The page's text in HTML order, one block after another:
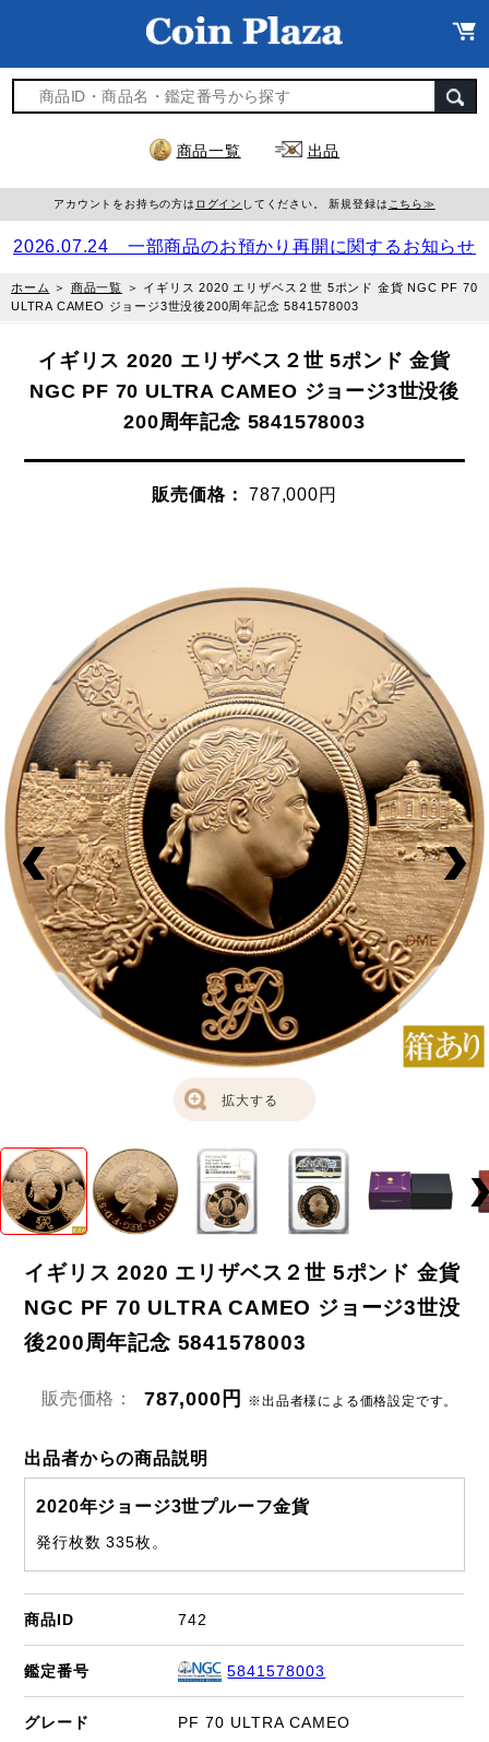
商品一覧 出品
アカウントをお持ちの方は ログイン してください。 新規登録は こちら≫
2026.07.24 一部商品のお預かり再開に関するお知らせ
ホーム ＞ 商品一覧 ＞ イギリス 2020 エリザベス２世 5ポンド 金貨 NGC PF 70
ULTRA CAMEO ジョージ3世没後200周年記念 5841578003
イギリス 2020 エリザベス２世 5ポンド 金貨
NGC PF 70 ULTRA CAMEO ジョージ3世没後
200周年記念 5841578003
販売価格： 787,000円
拡大する
イギリス 2020 エリザベス２世 5ポンド 金貨
NGC PF 70 ULTRA CAMEO ジョージ3世没
後200周年記念 5841578003
販売価格： 787,000円 ※出品者様による価格設定です。
出品者からの商品説明
2020年ジョージ3世プルーフ金貨
発行枚数 335枚。
商品ID 742
鑑定番号 5841578003
グレード PF 70 ULTRA CAMEO